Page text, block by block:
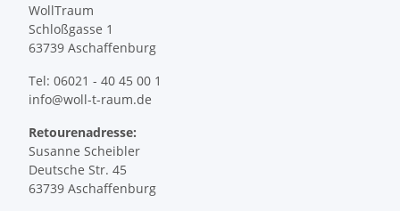
WollTraum
Schloßgasse 1
63739 Aschaffenburg
Tel: 06021 - 40 45 00 1
info@woll-t-raum.de
Retourenadresse:
Susanne Scheibler
Deutsche Str. 45
63739 Aschaffenburg